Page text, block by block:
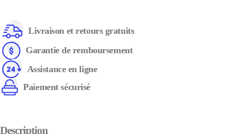
Livraison et retours gratuits
Garantie de remboursement
Assistance en ligne
Paiement sécurisé
Description